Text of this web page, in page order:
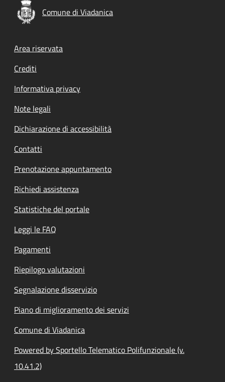
Comune di Viadanica
Footer menu
Area riservata
Crediti
Informativa privacy
Note legali
Dichiarazione di accessibilità
Contatti
Prenotazione appuntamento
Richiedi assistenza
Statistiche del portale
Leggi le FAQ
Pagamenti
Riepilogo valutazioni
Segnalazione disservizio
Piano di miglioramento dei servizi
Comune di Viadanica
Powered by Sportello Telematico Polifunzionale (v.
10.41.2)